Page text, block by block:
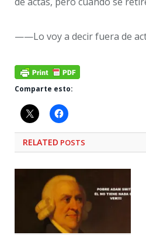
——Lo voy a decir fuera de
Comparte esto:
RELATED POSTS